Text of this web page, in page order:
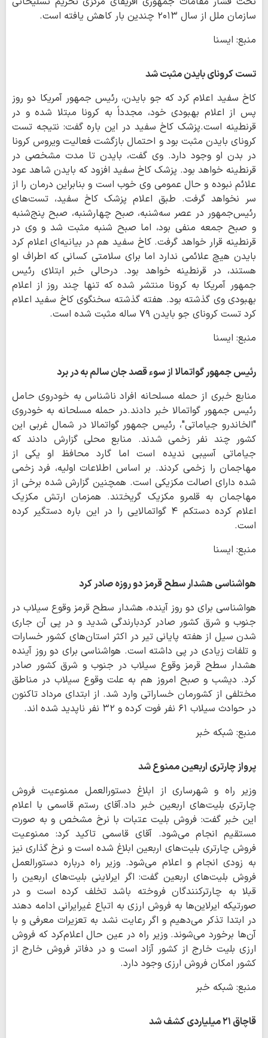
سازمان ملل از سال ۲۰۱۳ چندین بار کاهش یافته است.
منبع: ایسنا
تست کرونای بایدن مثبت شد
کاخ سفید اعلام کرد که جو بایدن، رئیس جمهور آمریکا دو روز
پس از اعلام بهبودی خود، مجدداً به کرونا مبتلا شده و در
قرنطینه است.پزشک کاخ سفید در این باره گفت: نتیجه تست
کرونای بایدن مثبت بود و احتمال بازگشت فعالیت ویروس کرونا
در بدن او وجود دارد. وی گفت، بایدن تا مدت مشخصی در
قرنطینه خواهد بود. پزشک کاخ سفید افزود که بایدن شاهد عود
علائم نبوده و حال عمومی وی خوب است و بنابراین درمان را از
سر نخواهد گرفت. طبق اعلام پزشک کاخ سفید، تست‌های
رئیس‌جمهور در عصر سه‌شنبه، صبح چهارشنبه، صبح پنج‌شنبه
و صبح جمعه منفی بود، اما صبح شنبه مثبت شد و وی در
قرنطینه قرار خواهد گرفت. کاخ سفید هم در بیانیه‌ای اعلام کرد
بایدن هیچ علائمی ندارد اما برای سلامتی کسانی که اطراف او
هستند، در قرنطینه خواهد بود. درحالی خبر ابتلای رئیس
جمهور آمریکا به کرونا منتشر شده که تنها چند روز از اعلام
بهبودی وی گذشته بود. هفته گذشته سخنگوی کاخ سفید اعلام
کرد تست کرونای جو بایدن ٧٩ ساله مثبت شده است.
منبع: ایسنا
رئیس جمهور گواتمالا از سوء قصد جان سالم به در برد
منابع خبری از حمله مسلحانه افراد ناشناس به خودروی حامل
رئیس جمهور گواتمالا خبر دادند.در حمله مسلحانه به خودروی
"الخاندرو جیاماتی"، رئیس جمهور گواتمالا در شمال غربی این
کشور چند نفر زخمی شدند. منابع محلی گزارش دادند که
جیاماتی آسیبی ندیده است اما گارد محافظ او یکی از
مهاجمان را زخمی کردند. بر اساس اطلاعات اولیه، فرد زخمی
شده دارای اصالت مکزیکی است. همچنین گزارش شده برخی از
مهاجمان به قلمرو مکزیک گریختند. همزمان ارتش مکزیک
اعلام کرده دستکم ۴ گواتمالایی را در این باره دستگیر کرده
است.
منبع: ایسنا
هواشناسی هشدار سطح قرمز دو روزه صادر کرد
هواشناسی برای دو روز آینده، هشدار سطح قرمز وقوع سیلاب در
جنوب و شرق کشور صادر کردبارندگی شدید و در پی آن جاری
شدن سیل از هفته پایانی تیر در اکثر استان‌های کشور خسارات
و تلفات زیادی در پی داشته است. هواشناسی برای دو روز آینده
هشدار سطح قرمز وقوع سیلاب در جنوب و شرق کشور صادر
کرد. دیشب و صبح امروز هم به علت وقوع سیلاب در مناطق
مختلفی از کشورمان خساراتی وارد شد. از ابتدای مرداد تاکنون
در حوادث سیلاب ۶۱ نفر فوت کرده و ۳۲ نفر ناپدید شده اند.
منبع: شبکه خبر
پرواز چارتری اربعین ممنوع شد
وزیر راه و شهرساری از ابلاغ دستورالعمل ممنوعیت فروش
چارتری بلیت‌های اربعین خبر داد.آقای رستم قاسمی با اعلام
این خبر گفت: فروش بلیت عتبات با نرخ مشخص و به صورت
مستقیم انجام می‌شود. آقای قاسمی تاکید کرد: ممنوعیت
فروش چارتری بلیت‌های اربعین ابلاغ شده است و نرخ گذاری نیز
به زودی انجام و اعلام می‌شود. وزیر راه درباره دستورالعمل
فروش بلیت‌های اربعین گفت: اگر ایرلاینی بلیت‌های اربعین را
قبلا به چارترکنندگان فروخته باشد تخلف کرده است و در
صورتیکه ایرلاین‌ها به فروش ارزی به اتباع غیرایرانی ادامه دهند
در ابتدا تذکر می‌دهیم و اگر رعایت نشد به تعزیرات معرفی و با
آن‌ها برخورد می‌شوند. وزیر راه در عین حال اعلام‌کرد که فروش
ارزی بلیت خارج از کشور آزاد است و در دفاتر فروش خارج از
کشور امکان فروش ارزی وجود دارد.
منبع: شبکه خبر
قاچاق ۲۱ میلیاردی کشف شد